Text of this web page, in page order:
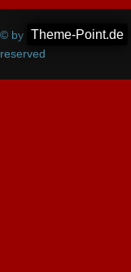
© by Theme-Point.de
reserved